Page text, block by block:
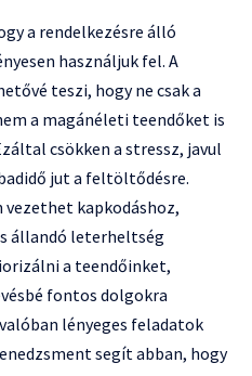
a rendelkezésre álló
használjuk fel. A
teszi, hogy ne csak a
a magánéleti teendőket is
csökken a stressz, javul
jut a feltöltődésre.
vezethet kapkodáshoz,
állandó leterheltség
a teendőinket,
fontos dolgokra
lényeges feladatok
segít abban, hogy